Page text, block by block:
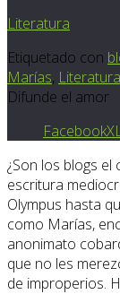
Literatura
Etiquetado con
Marías, Literatura
Difunde el amor
FacebookX
¿Son los blogs
escritura
Olympus hasta
como Marías,
anonimato
que no les
de improperios.